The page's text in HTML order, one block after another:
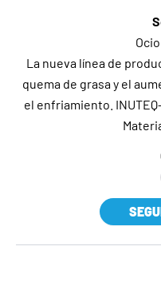
La nueva línea de
quema de grasa y el
el enfriamiento. INUTEQ-